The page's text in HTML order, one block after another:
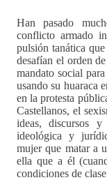
Han pasado
conflicto armado
pulsión tanática
desafían el orden
mandato social
usando su huaraca
en la protesta
Castellanos, el
ideas, discursos
ideológica y
mujer que matar a
ella que a él
condiciones de